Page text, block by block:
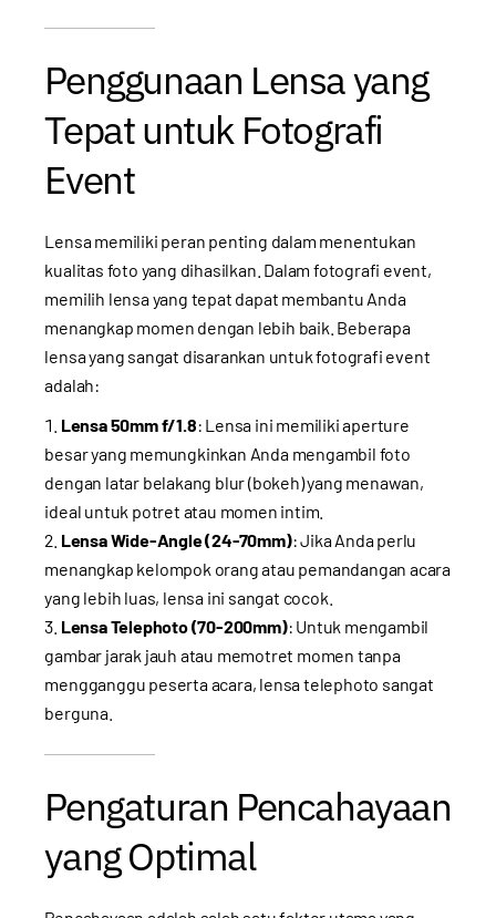
Penggunaan Lensa yang
Tepat untuk Fotografi
Event
Lensa memiliki peran penting dalam menentukan
kualitas foto yang dihasilkan. Dalam fotografi event,
memilih lensa yang tepat dapat membantu Anda
menangkap momen dengan lebih baik. Beberapa
lensa yang sangat disarankan untuk fotografi event
adalah:
Lensa 50mm f/1.8: Lensa ini memiliki aperture
besar yang memungkinkan Anda mengambil foto
dengan latar belakang blur (bokeh) yang menawan,
ideal untuk potret atau momen intim.
Lensa Wide-Angle (24-70mm): Jika Anda perlu
menangkap kelompok orang atau pemandangan acara
yang lebih luas, lensa ini sangat cocok.
Lensa Telephoto (70-200mm): Untuk mengambil
gambar jarak jauh atau memotret momen tanpa
mengganggu peserta acara, lensa telephoto sangat
berguna.
Pengaturan Pencahayaan
yang Optimal